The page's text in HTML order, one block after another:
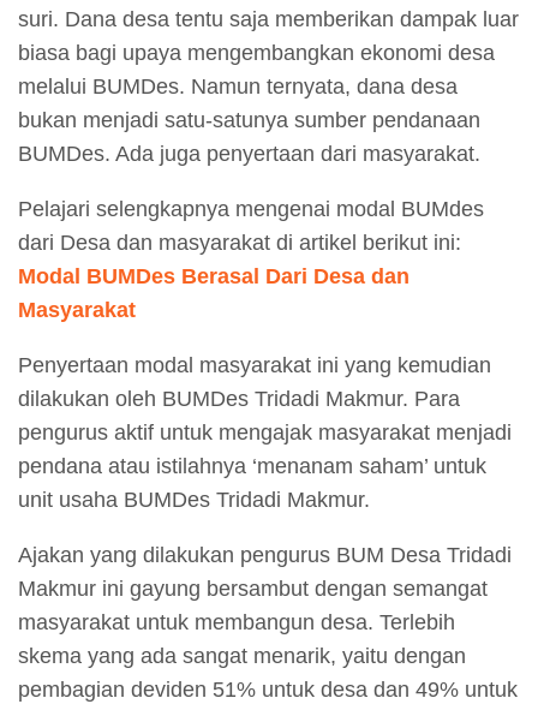
suri. Dana desa tentu saja memberikan dampak luar
biasa bagi upaya mengembangkan ekonomi desa
melalui BUMDes. Namun ternyata, dana desa
bukan menjadi satu-satunya sumber pendanaan
BUMDes. Ada juga penyertaan dari masyarakat.
Pelajari selengkapnya mengenai modal BUMdes
dari Desa dan masyarakat di artikel berikut ini:
Modal BUMDes Berasal Dari Desa dan
Masyarakat
Penyertaan modal masyarakat ini yang kemudian
dilakukan oleh BUMDes Tridadi Makmur. Para
pengurus aktif untuk mengajak masyarakat menjadi
pendana atau istilahnya ‘menanam saham’ untuk
unit usaha BUMDes Tridadi Makmur.
Ajakan yang dilakukan pengurus BUM Desa Tridadi
Makmur ini gayung bersambut dengan semangat
masyarakat untuk membangun desa. Terlebih
skema yang ada sangat menarik, yaitu dengan
pembagian deviden 51% untuk desa dan 49% untuk